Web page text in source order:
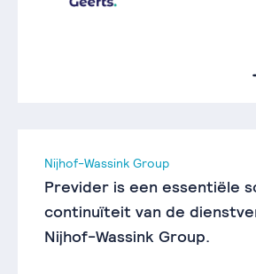
Nijhof-Wassink Group
Previder is een essentiële
continuïteit van de
Nijhof-Wassink Group.